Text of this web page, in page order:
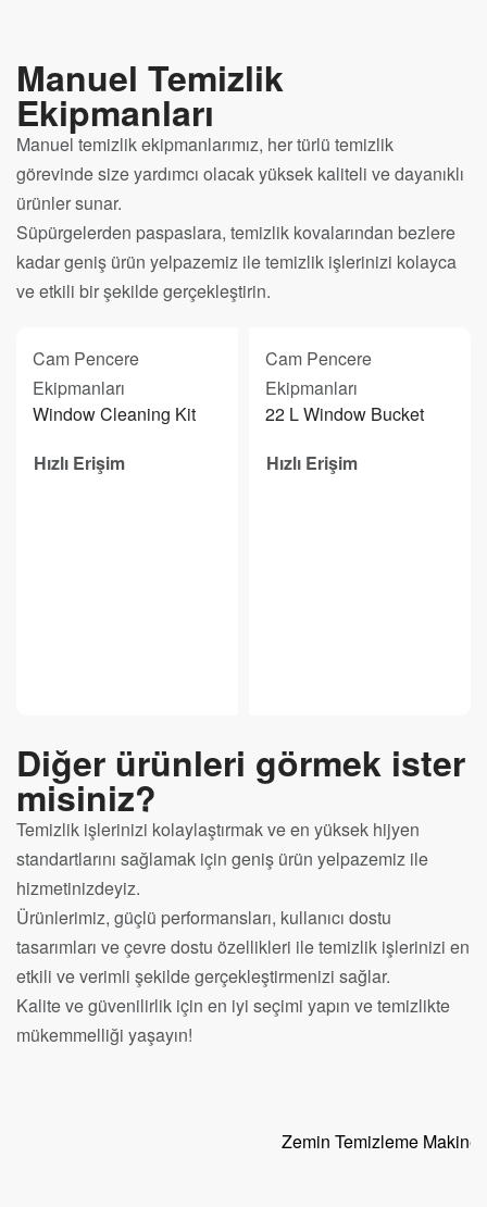
Manuel Temizlik
Ekipmanları
Manuel temizlik ekipmanlarımız, her türlü temizlik
görevinde size yardımcı olacak yüksek kaliteli ve dayanıklı
ürünler sunar.
Süpürgelerden paspaslara, temizlik kovalarından bezlere
kadar geniş ürün yelpazemiz ile temizlik işlerinizi kolayca
ve etkili bir şekilde gerçekleştirin.
Cam Pencere
Ekipmanları
Window Cleaning Kit
Hızlı Erişim
Cam Pencere
Ekipmanları
22 L Window Bucket
Hızlı Erişim
Diğer ürünleri görmek ister
misiniz?
Temizlik işlerinizi kolaylaştırmak ve en yüksek hijyen
standartlarını sağlamak için geniş ürün yelpazemiz ile
hizmetinizdeyiz.
Ürünlerimiz, güçlü performansları, kullanıcı dostu
tasarımları ve çevre dostu özellikleri ile temizlik işlerinizi en
etkili ve verimli şekilde gerçekleştirmenizi sağlar.
Kalite ve güvenilirlik için en iyi seçimi yapın ve temizlikte
mükemmelliği yaşayın!
Zemin Temizleme